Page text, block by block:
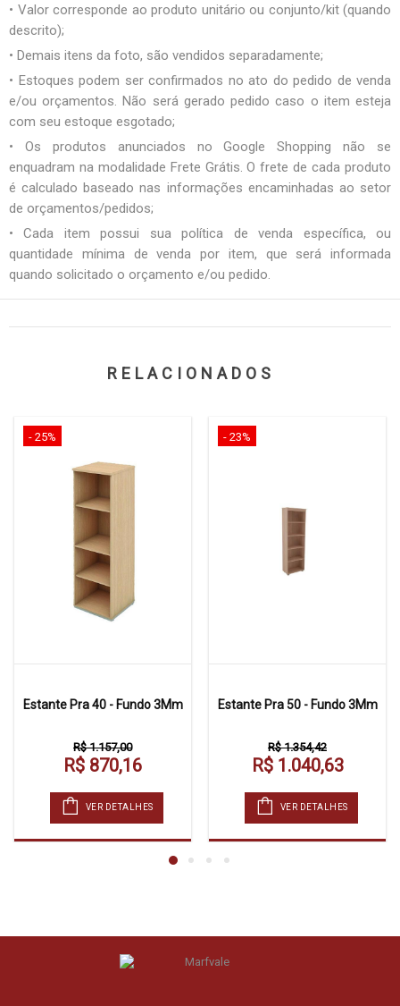
• Valor corresponde ao produto unitário ou conjunto/kit (quando
descrito);
• Demais itens da foto, são vendidos separadamente;
• Estoques podem ser confirmados no ato do pedido de venda
e/ou orçamentos. Não será gerado pedido caso o item esteja
com seu estoque esgotado;
• Os produtos anunciados no Google Shopping não se
enquadram na modalidade Frete Grátis. O frete de cada produto
é calculado baseado nas informações encaminhadas ao setor
de orçamentos/pedidos;
• Cada item possui sua política de venda específica, ou
quantidade mínima de venda por item, que será informada
quando solicitado o orçamento e/ou pedido.
RELACIONADOS
- 25%
Estante Pra 40 - Fundo 3Mm
R$ 1.157,00
R$ 870,16
VER DETALHES
- 23%
Estante Pra 50 - Fundo 3Mm
R$ 1.354,42
R$ 1.040,63
VER DETALHES